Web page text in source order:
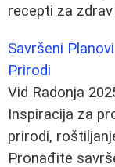
recepti za
Savršeni
Prirodi
Vid Radonja
Inspiracija za
prirodi,
Pronađite